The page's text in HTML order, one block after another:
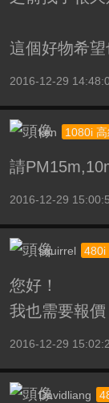
這個好物希
2016-12-29
ken 1080i 高
請
2016-12-29
squirrel 480i
您好！
我也需要報價
2016-12-29
Davidliang